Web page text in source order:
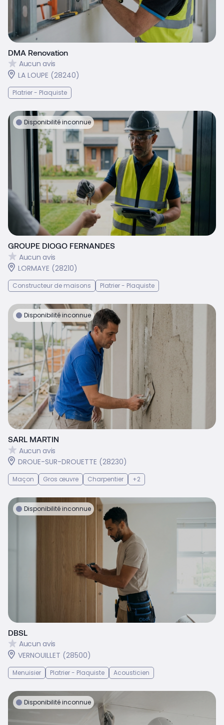
DMA Renovation
Aucun avis
LA LOUPE (28240)
Platrier - Plaquiste
Disponibilité inconnue
GROUPE DIOGO FERNANDES
Aucun avis
LORMAYE (28210)
Constructeur de maisons Platrier - Plaquiste
Disponibilité inconnue
SARL MARTIN
Aucun avis
DROUE-SUR-DROUETTE (28230)
Maçon Gros œuvre Charpentier +2
Disponibilité inconnue
DBSL
Aucun avis
VERNOUILLET (28500)
Menuisier Platrier - Plaquiste Acousticien
Disponibilité inconnue